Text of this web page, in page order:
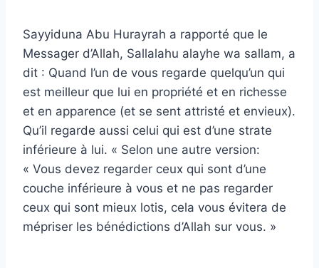
Sayyiduna Abu Hurayrah a rapporté que le
Messager d’Allah, Sallalahu alayhe wa sallam, a
dit : Quand l’un de vous regarde quelqu’un qui
est meilleur que lui en propriété et en richesse
et en apparence (et se sent attristé et envieux).
Qu’il regarde aussi celui qui est d’une strate
inférieure à lui. « Selon une autre version:
« Vous devez regarder ceux qui sont d’une
couche inférieure à vous et ne pas regarder
ceux qui sont mieux lotis, cela vous évitera de
mépriser les bénédictions d’Allah sur vous. »